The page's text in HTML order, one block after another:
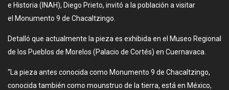
e Historia (INAH), Diego Prieto, invitó a la población a visitar
el Monumento 9 de Chacaltzingo.
Detalló que actualmente la pieza es exhibida en el Museo Regional
de los Pueblos de Morelos (Palacio de Cortés) en Cuernavaca.
“La pieza antes conocida como Monumento 9 de Chacaltzingo,
conocida también como mounstruo de la tierra, está en México,